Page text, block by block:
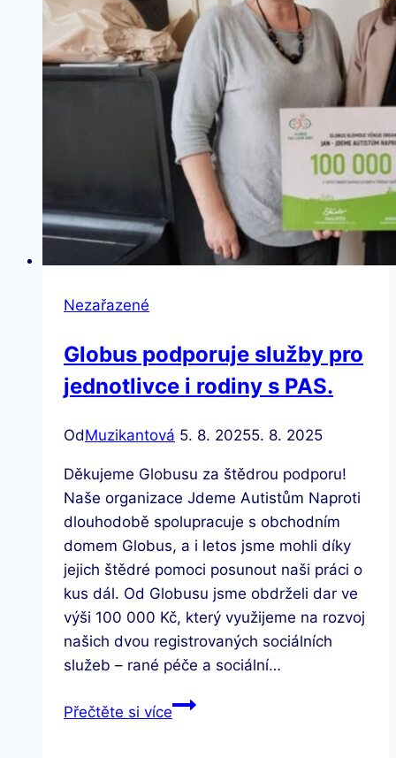
Nezařazené
Globus podporuje služby pro
jednotlivce i rodiny s PAS.
OdMuzikantová 5. 8. 20255. 8. 2025
Děkujeme Globusu za štědrou podporu!
Naše organizace Jdeme Autistům Naproti
dlouhodobě spolupracuje s obchodním
domem Globus, a i letos jsme mohli díky
jejich štědré pomoci posunout naši práci o
kus dál. Od Globusu jsme obdrželi dar ve
výši 100 000 Kč, který využijeme na rozvoj
našich dvou registrovaných sociálních
služeb – rané péče a sociální…
Přečtěte si víceGlobus